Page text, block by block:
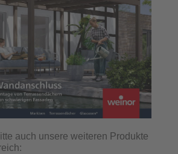
auch unsere weiteren Produkte